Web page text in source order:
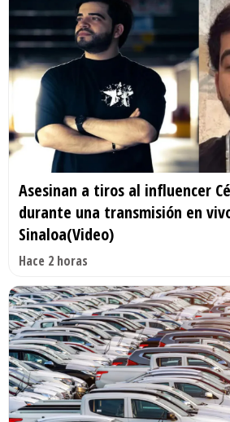
Asesinan a tiros al influencer
durante una transmisión en
Sinaloa(Video)
Hace 2 horas